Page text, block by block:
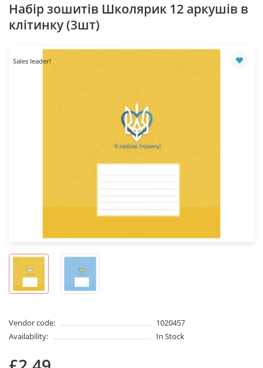
Набір зошитів Школярик 12 аркушів в
клітинку (3шт)
Sales leader!
Vendor code:
1020457
Availability:
In Stock